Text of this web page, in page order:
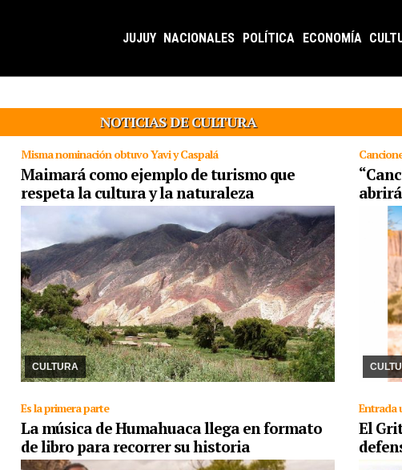
JUJUY NACIONALES POLÍTICA ECONOMÍA
NOTICIAS DE CULTURA
Misma nominación obtuvo Yavi y Caspalá
Maimará como ejemplo de turismo que
respeta la cultura y la naturaleza
CULTURA
16/05/2025 El pueblo de la quebrada fue seleccionado entre 8
destinos de todo el país para competir como uno de los pueblos
más lindo del mundo. Sostenibilidad, ...
07/
que
este
Es la primera parte
La música de Humahuaca llega en formato
de libro para recorrer su historia
Entrada
El